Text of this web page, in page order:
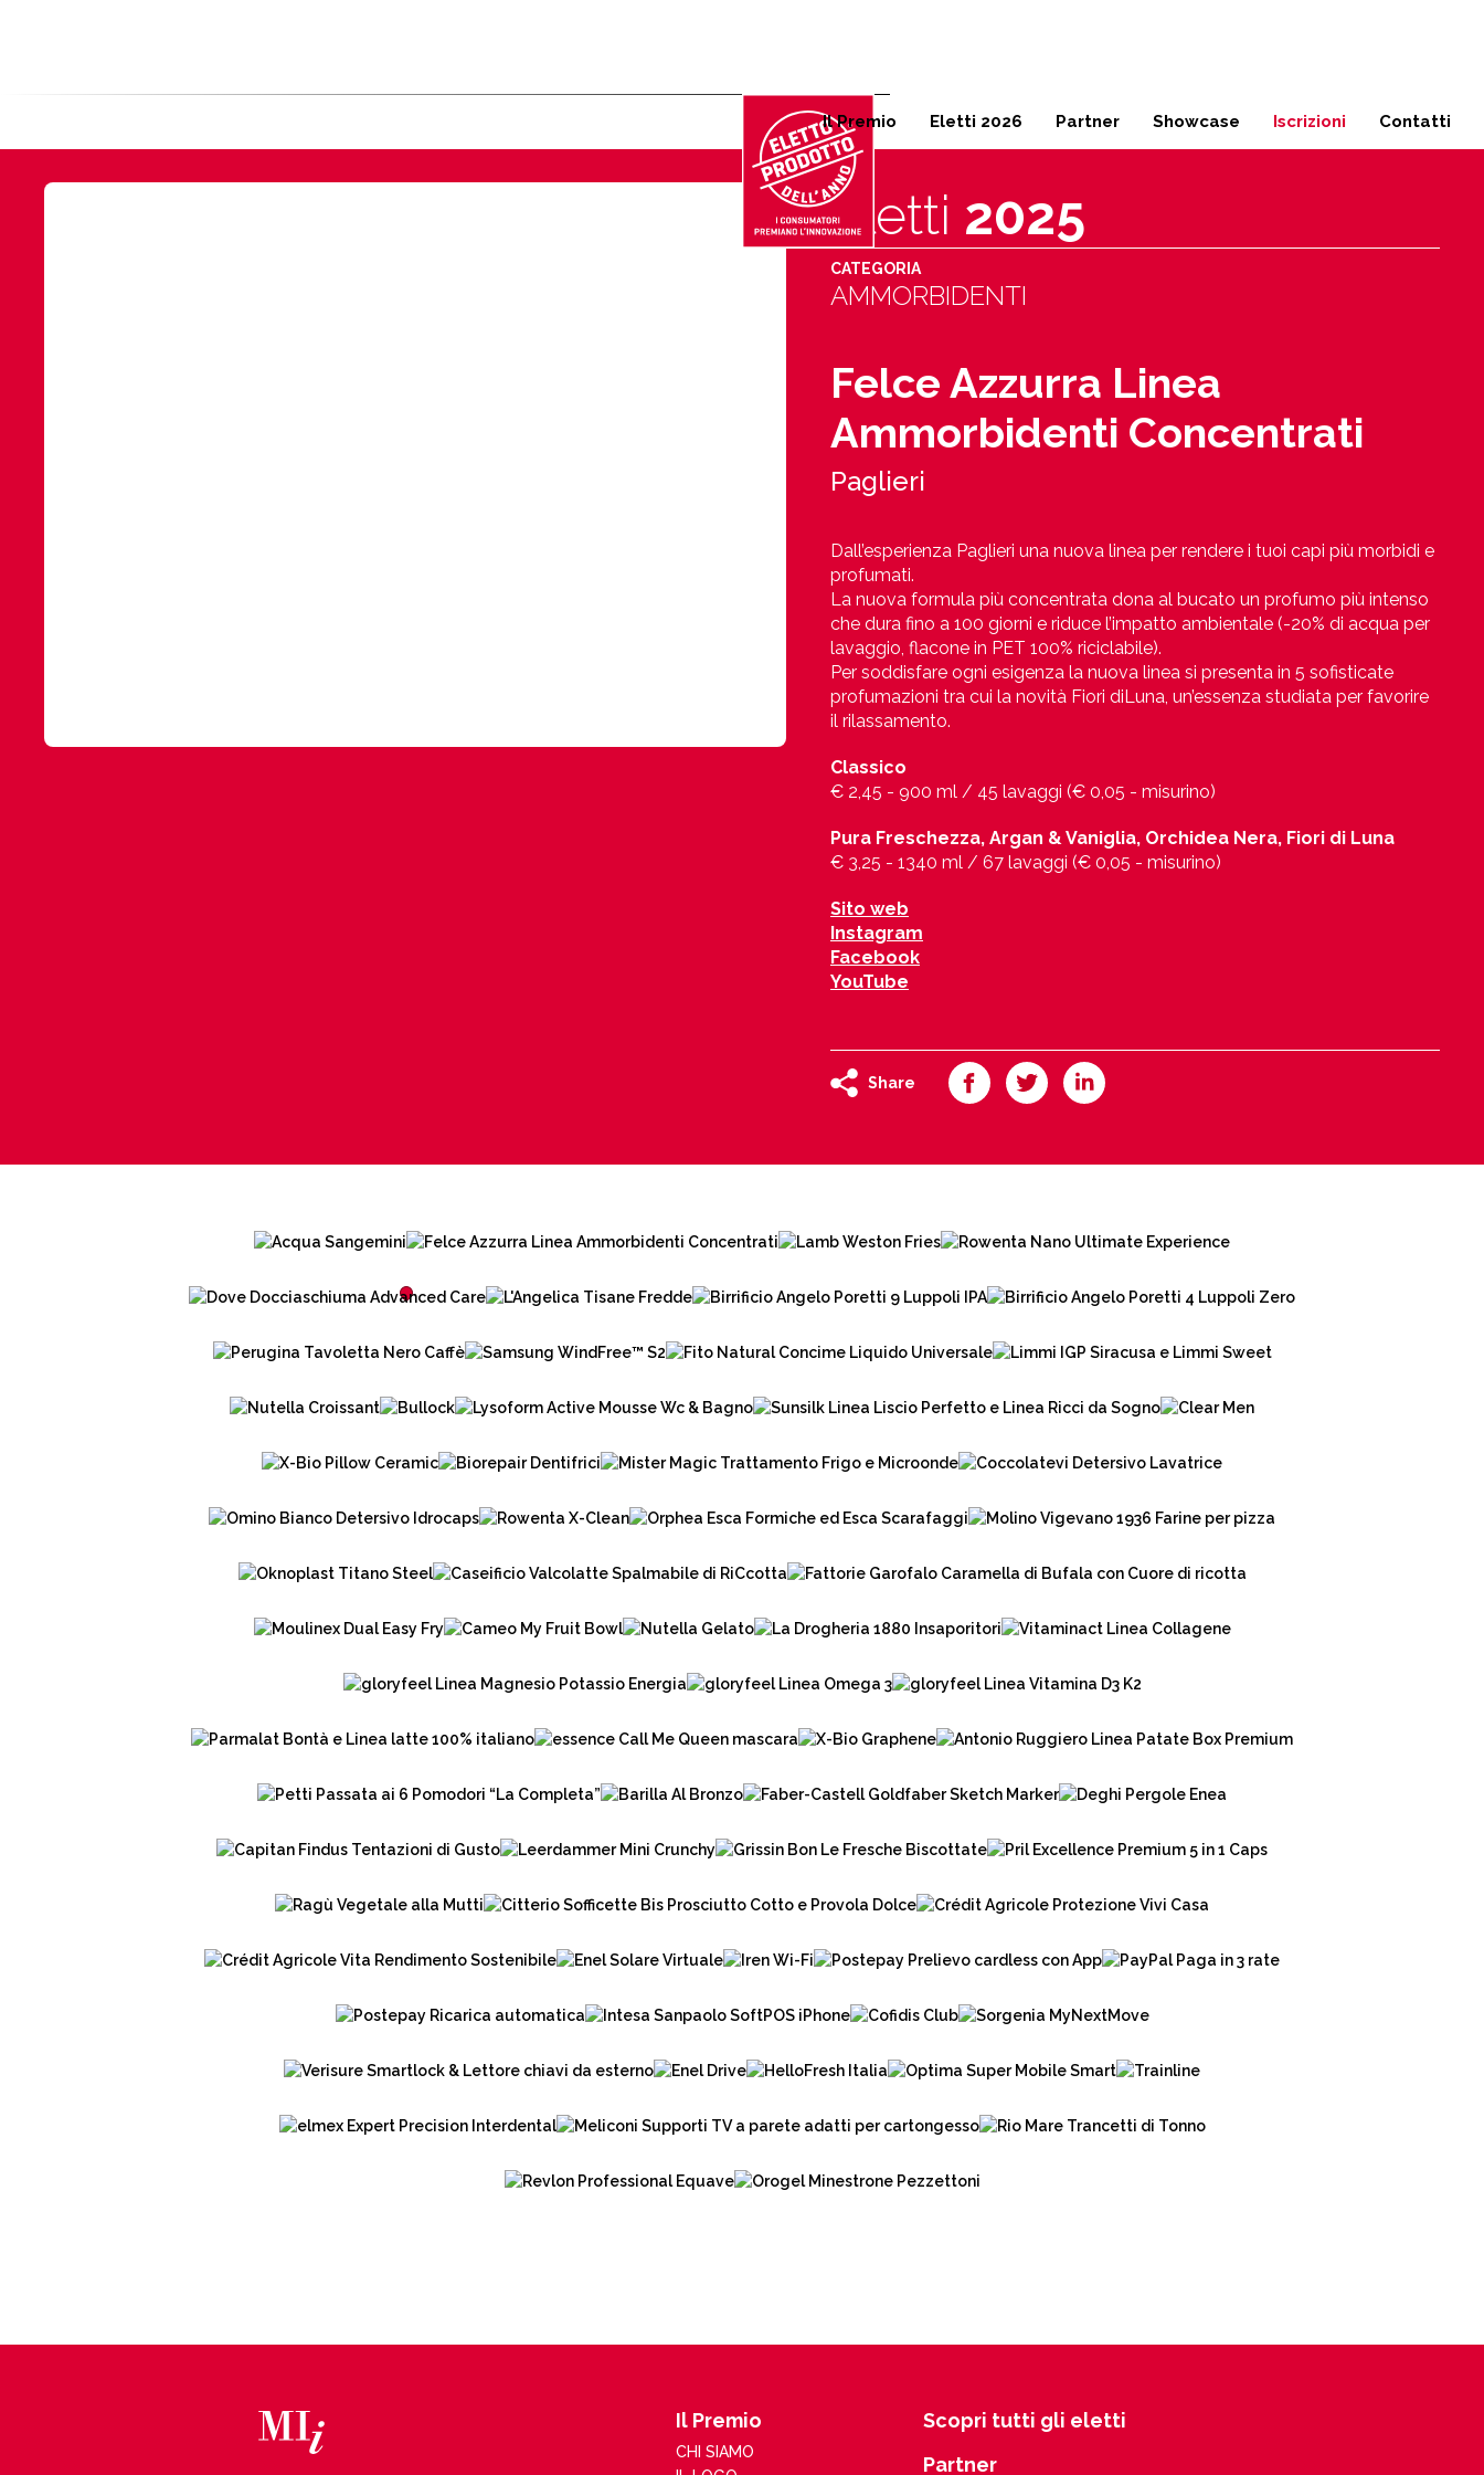
Corso Garibaldi 125, 20121 Milano 02 45 49 17 04
Il Premio Eletti 2026 Partner Showcase Iscrizioni Contatti
Eletti 2025
CATEGORIA
AMMORBIDENTI
Felce Azzurra Linea
Ammorbidenti Concentrati
Paglieri
Dall’esperienza Paglieri una nuova linea per rendere i tuoi capi più morbidi e
profumati.
La nuova formula più concentrata dona al bucato un profumo più intenso
che dura fino a 100 giorni e riduce l’impatto ambientale (-20% di acqua per
lavaggio, flacone in PET 100% riciclabile).
Per soddisfare ogni esigenza la nuova linea si presenta in 5 sofisticate
profumazioni tra cui la novità Fiori diLuna, un’essenza studiata per favorire
il rilassamento.
Classico
€ 2,45 - 900 ml / 45 lavaggi (€ 0,05 - misurino)
Pura Freschezza, Argan & Vaniglia, Orchidea Nera, Fiori di Luna
€ 3,25 - 1340 ml / 67 lavaggi (€ 0,05 - misurino)
Sito web
Instagram
Facebook
YouTube
Share
Il Premio
CHI SIAMO
Scopri tutti gli eletti
Partner